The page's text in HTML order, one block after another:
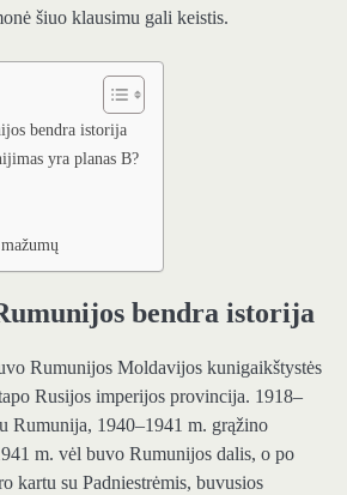
šiuo klausimu gali keistis.
bendra istorija
yra planas B?
bendra istorija
Rumunijos Moldavijos kunigaikštystės
Rusijos imperijos provincija. 1918–
Rumunija, 1940–1941 m. grąžino
m. vėl buvo Rumunijos dalis, o po
kartu su Padniestrėmis, buvusios